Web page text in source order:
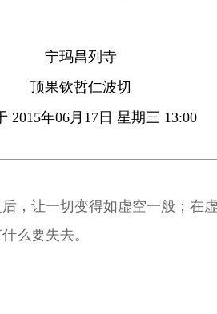
宁玛昌列寺
顶果钦哲仁波切
2015年06月17日 星期三 13:00
，让一切变得如虚空一般；在
么要失去。